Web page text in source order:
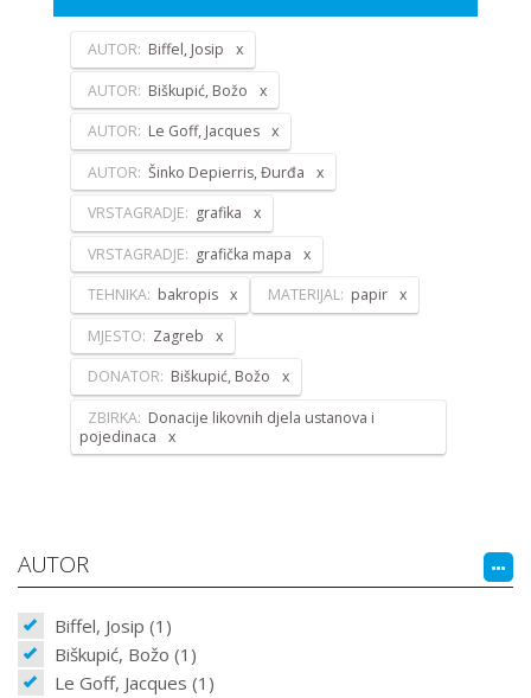
AUTOR: Biffel, Josip
AUTOR: Biškupić, Božo
AUTOR: Le Goff, Jacques
AUTOR: Šinko Depierris, Đurđa
VRSTAGRADJE: grafika
VRSTAGRADJE: grafička mapa
TEHNIKA: bakropis MATERIJAL: papir
MJESTO: Zagreb
DONATOR: Biškupić, Božo
ZBIRKA: Donacije likovnih djela ustanova i
pojedinaca
AUTOR
Biffel, Josip (1)
Biškupić, Božo (1)
Le Goff, Jacques (1)